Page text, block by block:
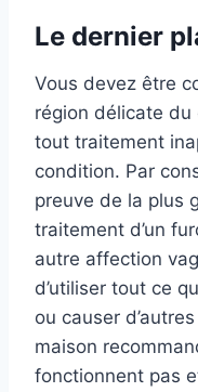
Le dernier
Vous devez être
région délicate du
tout traitement
condition. Par
preuve de la plus
traitement d’un
autre affection
d’utiliser tout ce
ou causer
maison
fonctionnent pas